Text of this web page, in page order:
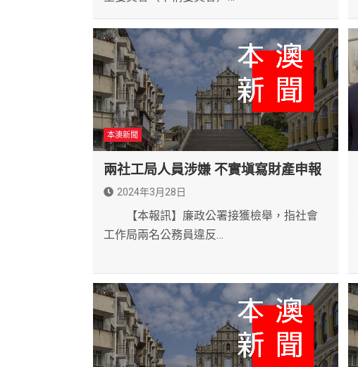
本澳新聞
兩社工局人員涉嫌 不實塡寫財產申報
2024年3月28日
​ 【本報訊】廉政公署接獲檢舉，指社會
工作局兩名公務員違反…